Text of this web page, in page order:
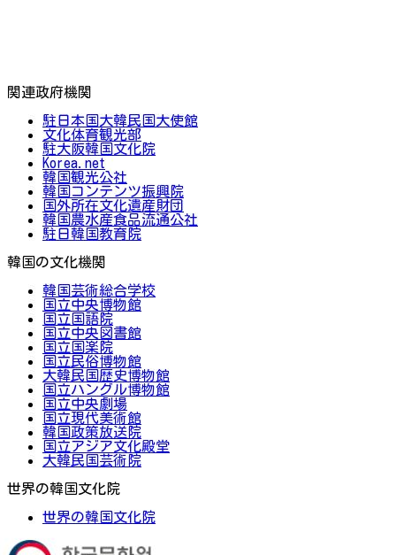
関連政府機関
駐日本国大韓民国大使館
文化体育観光部
駐大阪韓国文化院
Korea.net
韓国観光公社
韓国コンテンツ振興院
国外所在文化遺産財団
韓国農水産食品流通公社
駐日韓国教育院
韓国の文化機関
韓国芸術総合学校
国立中央博物館
国立国語院
国立中央図書館
国立国楽院
国立民俗博物館
大韓民国歴史博物館
国立ハングル博物館
国立中央劇場
国立現代美術館
韓国政策放送院
国立アジア文化殿堂
大韓民国芸術院
世界の韓国文化院
世界の韓国文化院